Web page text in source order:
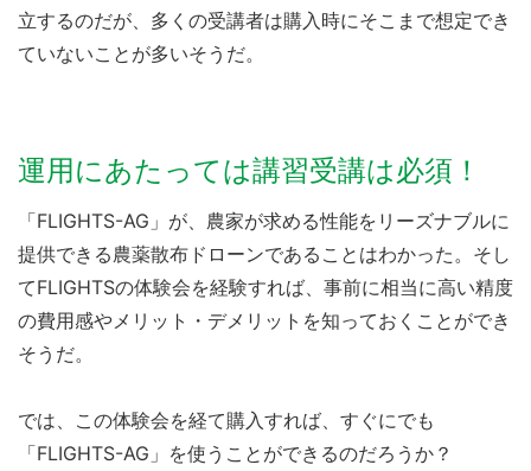
立するのだが、多くの受講者は購入時にそこまで想定でき
ていないことが多いそうだ。
運用にあたっては講習受講は必須！
「FLIGHTS-AG」が、農家が求める性能をリーズナブルに
提供できる農薬散布ドローンであることはわかった。そし
てFLIGHTSの体験会を経験すれば、事前に相当に高い精度
の費用感やメリット・デメリットを知っておくことができ
そうだ。
では、この体験会を経て購入すれば、すぐにでも
「FLIGHTS-AG」を使うことができるのだろうか？